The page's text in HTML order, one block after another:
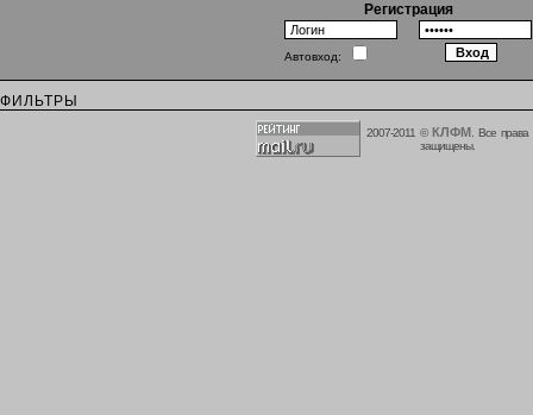
Регистрация
Автовход:
ФИЛЬТРЫ
2007-2011 © КЛФМ . Все права
защищены.